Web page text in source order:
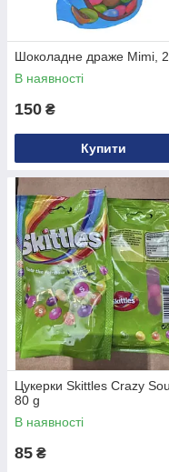
Шоколадне драже Mimi,
В наявності
150 ₴
Купити
Цукерки Skittles Crazy
80 g
В наявності
85 ₴